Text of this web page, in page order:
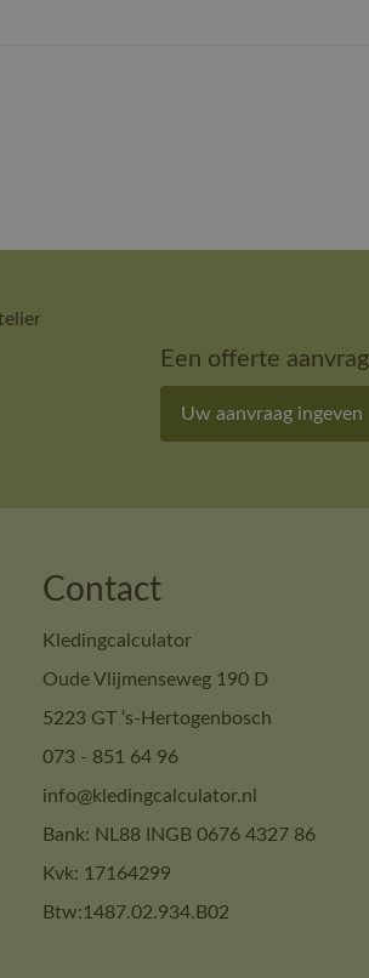
Een offerte
Uw aanvraag ingeven
Contact
Kledingcalculator
Oude Vlijmenseweg 190 D
5223 GT ‘s-Hertogenbosch
073 - 851 64 96
info@kledingcalculator.nl
Bank: NL88 INGB 0676 4327 86
Kvk: 17164299
Btw:1487.02.934.B02